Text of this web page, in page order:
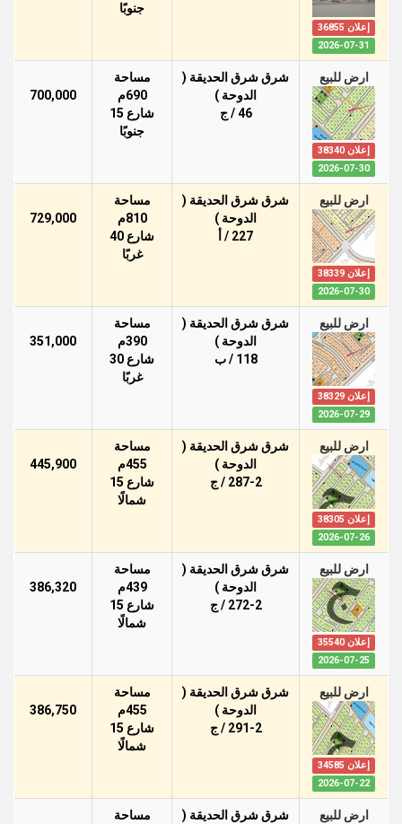
إعلان 36855
2026-07-31
جنوبًا
ارض للبيع
إعلان 38340
2026-07-30
شرق شرق الحديقة (
الدوحة )
46 / ج
مساحة
690م
شارع 15
جنوبًا
700,000
ارض للبيع
إعلان 38339
2026-07-30
شرق شرق الحديقة (
الدوحة )
227 / أ
مساحة
810م
شارع 40
غربًا
729,000
ارض للبيع
إعلان 38329
2026-07-29
شرق شرق الحديقة (
الدوحة )
118 / ب
مساحة
390م
شارع 30
غربًا
351,000
ارض للبيع
إعلان 38305
2026-07-26
شرق شرق الحديقة (
الدوحة )
287-2 / ج
مساحة
455م
شارع 15
شمالًا
445,900
ارض للبيع
إعلان 35540
2026-07-25
شرق شرق الحديقة (
الدوحة )
272-2 / ج
مساحة
439م
شارع 15
شمالًا
386,320
ارض للبيع
إعلان 34585
2026-07-22
شرق شرق الحديقة (
الدوحة )
291-2 / ج
مساحة
455م
شارع 15
شمالًا
386,750
ارض للبيع شرق شرق الحديقة ( مساحة